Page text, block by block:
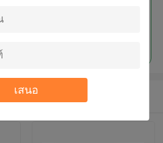
เสนอ